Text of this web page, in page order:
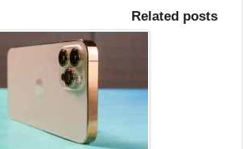
Related posts